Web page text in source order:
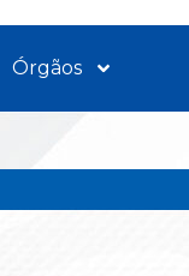
Órgãos